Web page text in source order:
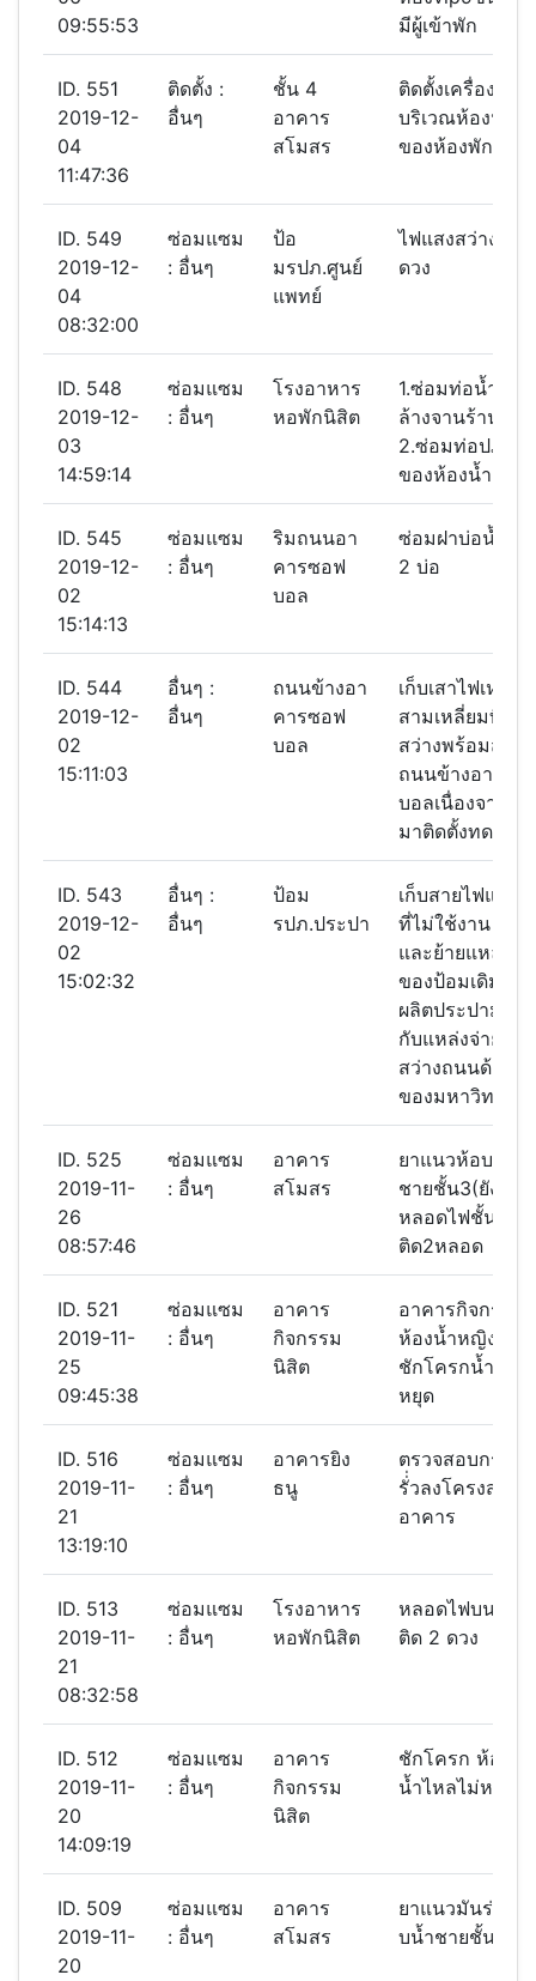
09:55:53
มีผู้เข้าพัก
ID. 551
2019-12-
04
11:47:36
ติดตั้ง :
อื่นๆ
ชั้น 4
อาคาร
สโมสร
ติดตั้งเครื่องกดส
บริเวณห้องน้ำทุ
ของห้องพักชั้น 4
ID. 549
2019-12-
04
08:32:00
ซ่อมแซม
: อื่นๆ
ป้อ
มรปภ.ศูนย์
แพทย์
ไฟแสงสว่างไม่ติ
ดวง
ID. 548
2019-12-
03
14:59:14
ซ่อมแซม
: อื่นๆ
โรงอาหาร
หอพักนิสิต
1.ซ่อมท่อน้ำทิ้งใ
ล้างจานร้านที่ 1
2.ซ่อมท่อปฎิกูล
ของห้องน้ำ
ID. 545
2019-12-
02
15:14:13
ซ่อมแซม
: อื่นๆ
ริมถนนอา
คารซอฟ
บอล
ซ่อมฝาบ่อน้ำเสี
2 บ่อ
ID. 544
2019-12-
02
15:11:03
อื่นๆ :
อื่นๆ
ถนนข้างอา
คารซอฟ
บอล
เก็บเสาไฟเหล็ก
สามเหลี่ยมที่ติด
สว่างพร้อมสาย
ถนนข้างอาคาร
บอลเนื่องจากมี
มาติดตั้งทดแทน
ID. 543
2019-12-
02
15:02:32
อื่นๆ :
อื่นๆ
ป้อม
รปภ.ประปา
เก็บสายไฟและ
ที่ไม่ใช้งาน 2 โ
และย้ายแหล่งจ่
ของป้อมเดิมใช้
ผลิตประปามาใ
กับแหล่งจ่ายไฟ
สว่างถนนด้านน
ของมหาวิทยาลั
ID. 525
2019-11-
26
08:57:46
ซ่อมแซม
: อื่นๆ
อาคาร
สโมสร
ยาแนวห้อบอาบ
ชายชั้น3(ยังไม่เ
หลอดไฟชั้น4ไม่
ติด2หลอด
ID. 521
2019-11-
25
09:45:38
ซ่อมแซม
: อื่นๆ
อาคาร
กิจกรรม
นิสิต
อาคารกิจกรรม
ห้องน้ำหญิง ชั้น
ชักโครกน้ำไหล
หยุด
ID. 516
2019-11-
21
13:19:10
ซ่อมแซม
: อื่นๆ
อาคารยิง
ธนู
ตรวจสอบกระแ
รั่่วลงโครงสร้าง
อาคาร
ID. 513
2019-11-
21
08:32:58
ซ่อมแซม
: อื่นๆ
โรงอาหาร
หอพักนิสิต
หลอดไฟบนหลัง
ติด 2 ดวง
ID. 512
2019-11-
20
14:09:19
ซ่อมแซม
: อื่นๆ
อาคาร
กิจกรรม
นิสิต
ชักโครก ห้องน้
น้ำไหลไม่หยุด
ID. 509
2019-11-
20
ซ่อมแซม
: อื่นๆ
อาคาร
สโมสร
ยาแนวมันร่อนห้
บนํ้าชายชั้น3